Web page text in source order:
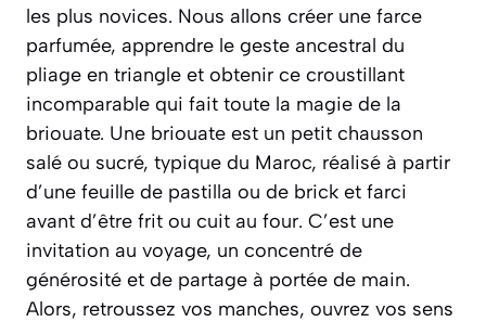
les plus novices. Nous allons créer une farce
parfumée, apprendre le geste ancestral du
pliage en triangle et obtenir ce croustillant
incomparable qui fait toute la magie de la
briouate. Une briouate est un petit chausson
salé ou sucré, typique du Maroc, réalisé à partir
d’une feuille de pastilla ou de brick et farci
avant d’être frit ou cuit au four. C’est une
invitation au voyage, un concentré de
générosité et de partage à portée de main.
Alors, retroussez vos manches, ouvrez vos sens